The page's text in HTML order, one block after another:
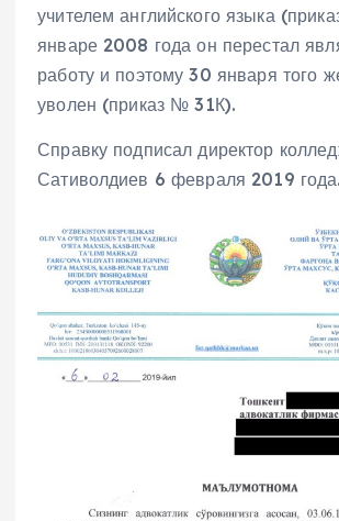
учителем английского языка
январе 2008 года он перестал
работу и поэтому 30 января того
уволен (приказ № 31К).
Справку подписал директор
Сативолдиев 6 февраля 2019 года.